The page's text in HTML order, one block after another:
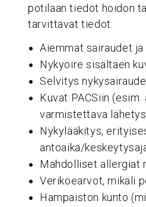
potilaan tiedot hoidon
tarvittavat tiedot:
Aiemmat sairaudet
Nykyoire sisältäen
Selvitys
Kuvat PACSiin
varmistettava
Nykylääkitys,
antoaika/
Mahdolliset allergiat
Verikoearvot, mikäli
Hampaiston kunto